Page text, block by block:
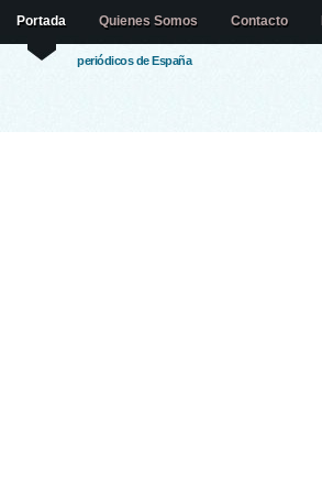
periódicos de España
Portada Quienes Somos Contacto